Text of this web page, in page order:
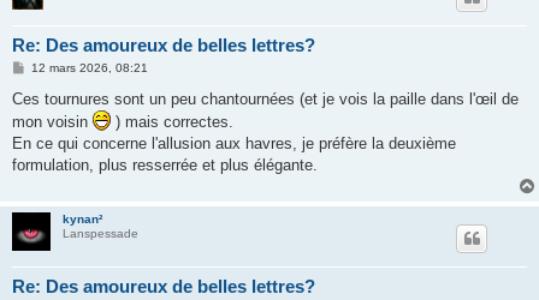
Re: Des amoureux de belles lettres?
M
s
a
g
e
12 mars 2026, 08:21
Ces tournures sont un peu chantournées (et je vois la paille dans l'œil de
mon voisin
) mais correctes.
En ce qui concerne l'allusion aux havres, je préfère la deuxième
formulation, plus resserrée et plus élégante.
kynan²
Lanspessade
Re: Des amoureux de belles lettres?